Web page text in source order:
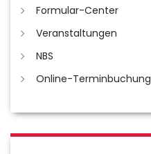
Formular-Center
Veranstaltungen
NBS
Online-Terminbuchung